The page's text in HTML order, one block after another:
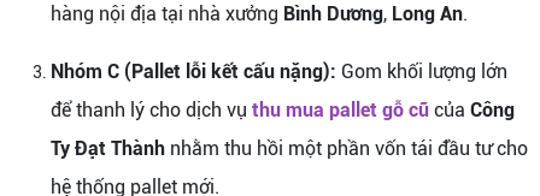
hàng nội địa tại nhà xưởng Bình Dương, Long An.
Nhóm C (Pallet lỗi kết cấu nặng): Gom khối lượng lớn
để thanh lý cho dịch vụ thu mua pallet gỗ cũ của Công
Ty Đạt Thành nhằm thu hồi một phần vốn tái đầu tư cho
hệ thống pallet mới.